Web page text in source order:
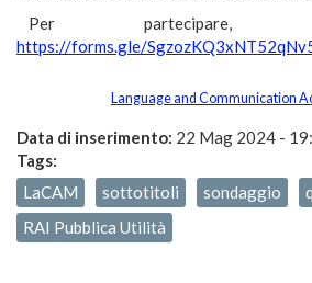
Per partecipare,
https://forms.gle/
Language and Communication
Data di inserimento: 22 Mag 2024 -
Tags:
LaCAM
sottotitoli sondaggio
RAI Pubblica Utilità